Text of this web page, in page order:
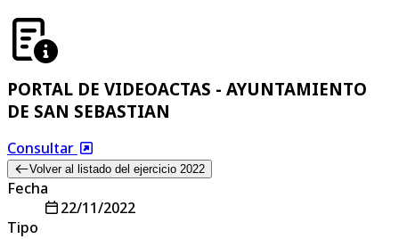
PORTAL DE VIDEOACTAS - AYUNTAMIENTO
DE SAN SEBASTIAN
Consultar
Volver al listado del ejercicio 2022
Fecha
22/11/2022
Tipo